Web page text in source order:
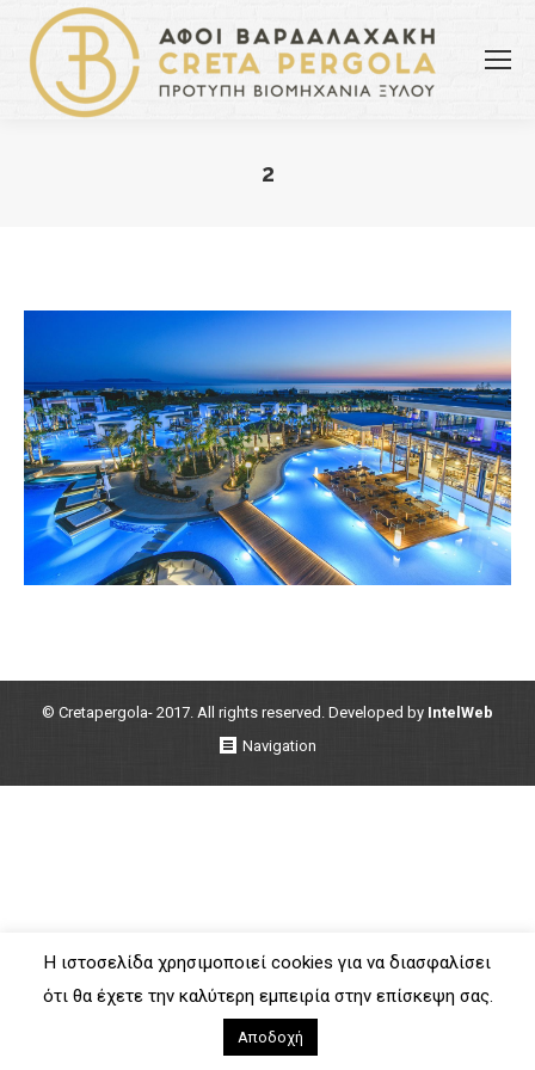
2
© Cretapergola- 2017. All rights reserved. Developed by IntelWeb
Navigation
Η ιστοσελίδα χρησιμοποιεί cookies για να διασφαλίσει
ότι θα έχετε την καλύτερη εμπειρία στην επίσκεψη σας.
Αποδοχή